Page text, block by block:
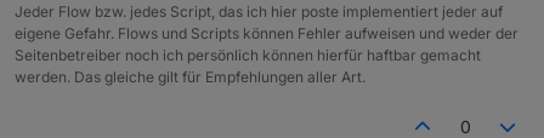
Jeder Flow bzw. jedes Script, das ich hier poste implementiert jeder auf
eigene Gefahr. Flows und Scripts können Fehler aufweisen und weder der
Seitenbetreiber noch ich persönlich können hierfür haftbar gemacht
werden. Das gleiche gilt für Empfehlungen aller Art.
0